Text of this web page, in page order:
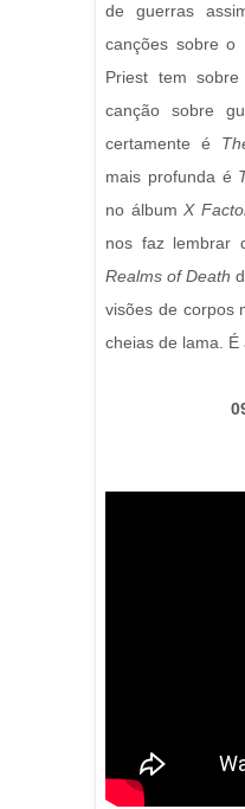
de guerras
canções sobre
Priest tem
canção sobre
certamente é
mais profunda é
no álbumX
nos faz lembrar
Realms of Death
visões de corpos
cheias de lama.